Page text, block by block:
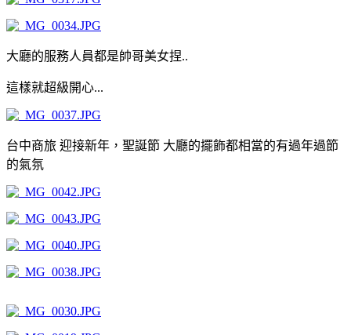
大廳的服務人員都是帥哥美女捏..
這樣就超級開心...
台中商旅 迎接新年，聖誕節 大廳的擺飾都相當的有過年過節
的氣氛